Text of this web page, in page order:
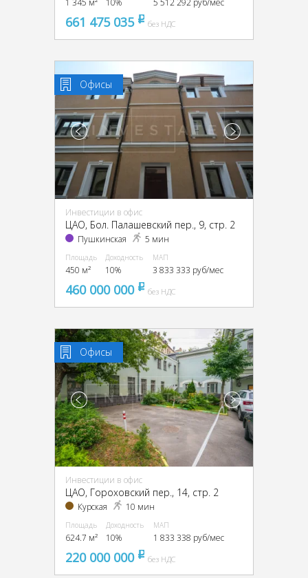
661 475 035 pуббез НДС
Офисы
Инвестиции в офис
ЦАО, Бол. Палашевский пер., 9, стр. 2
Пушкинская 5 мин
Площадь
450 м²
Доходность
10%
МАП
3 833 333 руб/мес
460 000 000 pуббез НДС
Офисы
Инвестиции в офис
ЦАО, Гороховский пер., 14, стр. 2
Курская 10 мин
Площадь
624.7 м²
Доходность
10%
МАП
1 833 338 руб/мес
220 000 000 pуббез НДС